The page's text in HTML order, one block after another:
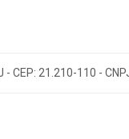
CEP: 21.210-110 -